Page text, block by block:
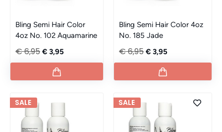
Bling Semi Hair Color
4oz No. 102 Aquamarine
€ 6,95 € 3,95
Bling Semi Hair Color 4oz
No. 185 Jade
€ 6,95 € 3,95
SALE SALE